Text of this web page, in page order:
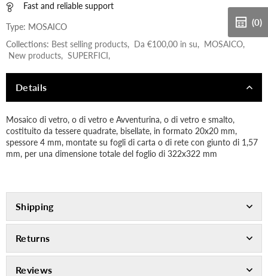
Fast and reliable support
Type: MOSAICO
Collections: Best selling products, Da €100,00 in su, MOSAICO,
New products, SUPERFICI,
Details
Mosaico di vetro, o di vetro e Avventurina, o di vetro e smalto,
costituito da tessere quadrate, bisellate, in formato 20x20 mm,
spessore 4 mm, montate su fogli di carta o di rete con giunto di 1,57
mm, per una dimensione totale del foglio di 322x322 mm
Shipping
Returns
Reviews
(0)